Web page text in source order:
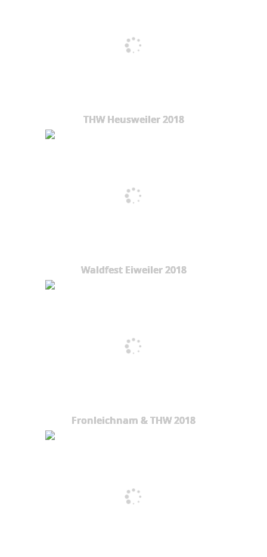
THW Heusweiler 2018
Waldfest Eiweiler 2018
Fronleichnam & THW 2018